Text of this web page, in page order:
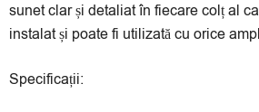
sunet clar și detaliat în fiecare colț al
instalat și poate fi utilizată cu orice
Specificații: